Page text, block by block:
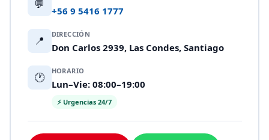
💬 +56 9 5416 1777
📍 DIRECCIÓN
Don Carlos 2939, Las Condes, Santiago
🕐 HORARIO
Lun–Vie: 08:00–19:00
⚡ Urgencias 24/7